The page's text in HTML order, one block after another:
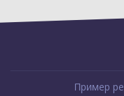
Пример